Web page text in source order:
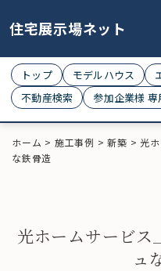
住宅展示場ネット
トップ モデルハウス
不動産検索
参加企業様 専
ホーム > 施工事例 >新築 > 光
な鉄骨造
光ホームサービス
ュ